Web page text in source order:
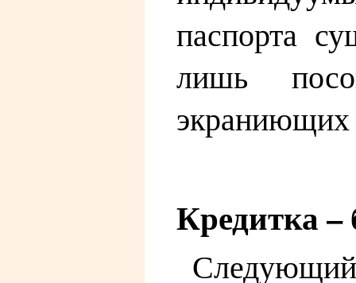
паспорта
лишь
экраниющих
Кредитка –